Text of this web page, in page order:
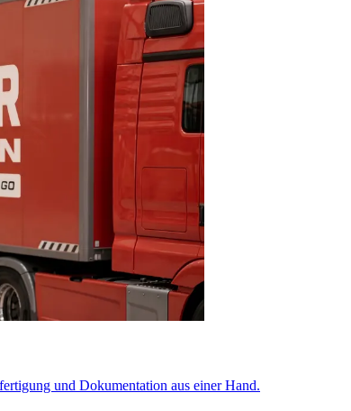
und Dokumentation aus einer Hand.